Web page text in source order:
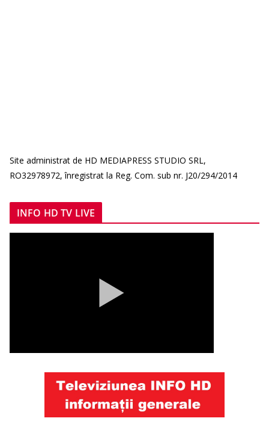
Site administrat de HD MEDIAPRESS STUDIO SRL,
RO32978972, înregistrat la Reg. Com. sub nr. J20/294/2014
INFO HD TV LIVE